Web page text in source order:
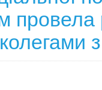
провела
колегами